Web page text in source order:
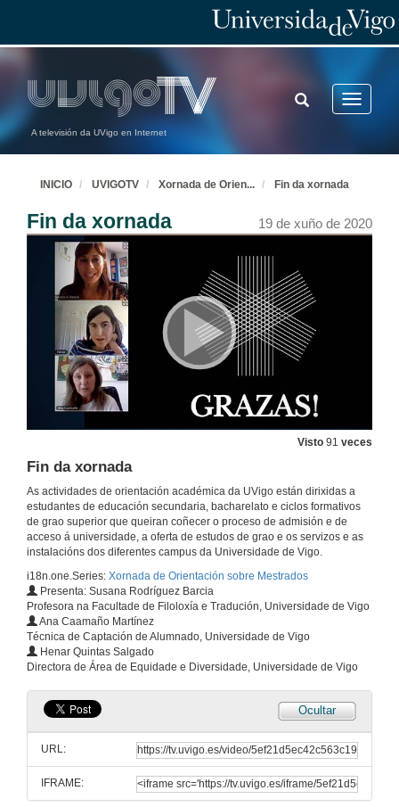
A televisión da UVigo en Internet
Toggle
TOGGLE
SEARCH
INICIO UVIGOTV Xornada de Orien... Fin da xornada
Fin da xornada 19 de xuño de 2020
Visto 91 veces
Fin da xornada
As actividades de orientación académica da UVigo están dirixidas a
estudantes de educación secundaria, bacharelato e ciclos formativos
de grao superior que queiran coñecer o proceso de admisión e de
acceso á universidade, a oferta de estudos de grao e os servizos e as
instalacións dos diferentes campus da Universidade de Vigo.
i18n.one.Series: Xornada de Orientación sobre Mestrados
Presenta: Susana Rodríguez Barcia
Profesora na Facultade de Filoloxía e Tradución, Universidade de Vigo
Ana Caamaño Martínez
Técnica de Captación de Alumnado, Universidade de Vigo
Henar Quintas Salgado
Directora de Área de Equidade e Diversidade, Universidade de Vigo
Ocultar
URL:
IFRAME: